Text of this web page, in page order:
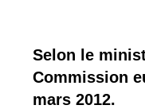
Selon le
Commission
mars 2012.